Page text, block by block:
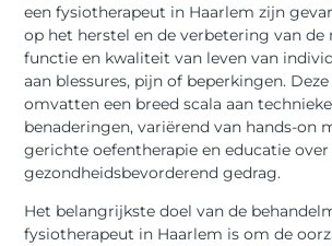
een fysiotherapeut in Haarlem zijn
op het herstel en de verbetering van
functie en kwaliteit van leven van
aan blessures, pijn of beperkingen.
omvatten een breed scala aan
benaderingen, variërend van hands-on
gerichte oefentherapie en educatie over
gezondheidsbevorderend gedrag.
Het belangrijkste doel van de
fysiotherapeut in Haarlem is om de